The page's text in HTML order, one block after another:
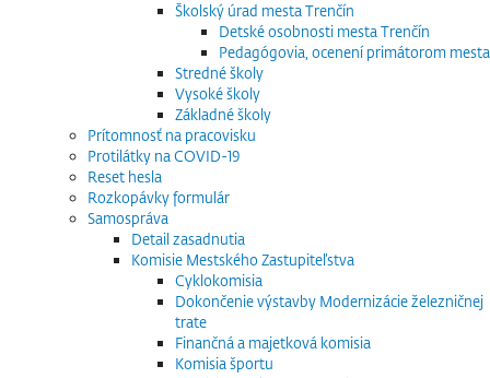
Školský úrad mesta Trenčín
Detské osobnosti mesta Trenčín
Pedagógovia, ocenení primátorom mesta
Stredné školy
Vysoké školy
Základné školy
Prítomnosť na pracovisku
Protilátky na COVID-19
Reset hesla
Rozkopávky formulár
Samospráva
Detail zasadnutia
Komisie Mestského Zastupiteľstva
Cyklokomisia
Dokončenie výstavby Modernizácie železničnej
trate
Finančná a majetková komisia
Komisia športu